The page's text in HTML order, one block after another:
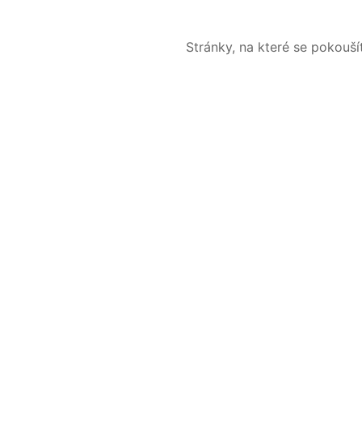
Stránky, na které se